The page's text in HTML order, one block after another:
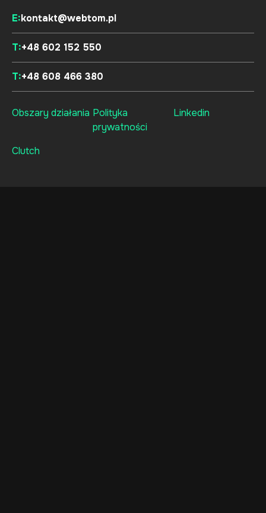
E:kontakt@webtom.pl
T:+48 602 152 550
T:+48 608 466 380
Obszary działania Polityka
prywatności
Linkedin
Clutch